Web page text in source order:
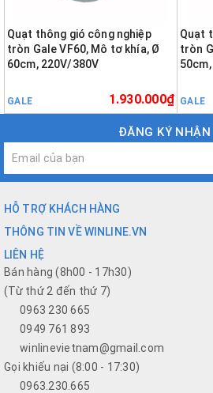
Quạt thông gió công nghiệp
tròn Gale VF60, Mô tơ khía, Ø
60cm, 220V/380V
GALE 1.930.000₫
Quạt
tròn
GALE
ĐĂNG KÝ
HỖ TRỢ KHÁCH HÀNG
THÔNG TIN VỀ WINLINE.VN
LIÊN HỆ
Bán hàng (8h00 - 17h30)
(Từ thứ 2 đến thứ 7)
0963 230 665
0949 761 893
winlinevietnam@gmail.com
Gọi khiếu nại (8:00 - 17:30)
0963.230.665